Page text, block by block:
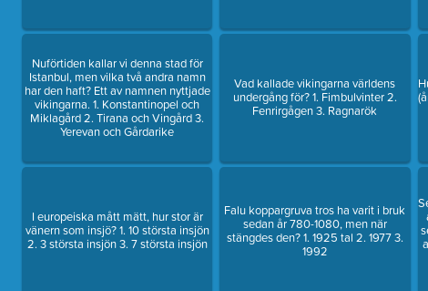
Nuförtiden kallar vi denna stad för
Istanbul, men vilka två andra namn
har den haft? Ett av namnen nyttjade
vikingarna. 1. Konstantinopel och
Miklagård 2. Tirana och Vingård 3.
Yerevan och Gårdarike
I europeiska mått mätt, hur stor är
vänern som insjö? 1. 10 största insjön
2. 3 största insjön 3. 7 största insjön
Vad kallade vikingarna världens
undergång för? 1. Fimbulvinter 2.
Fenrirgågen 3. Ragnarök
Falu koppargruva tros ha varit i bruk
sedan år 780-1080, men när
stängdes den? 1. 1925 tal 2. 1977 3.
1992